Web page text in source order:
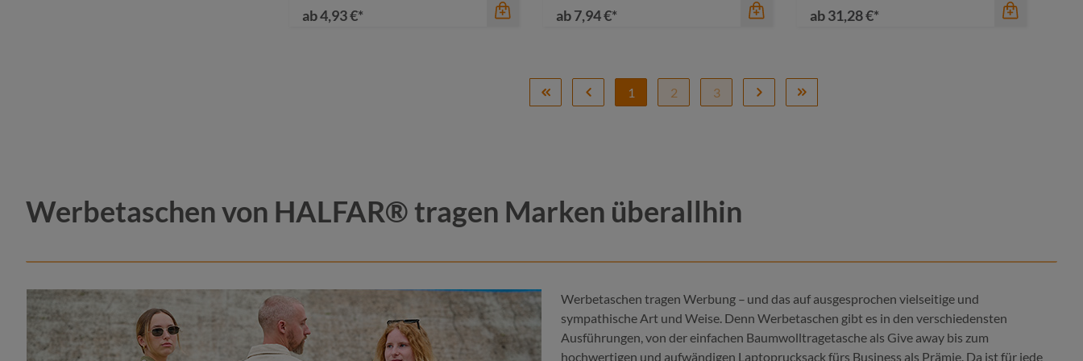
ab4,93 €*
Farbe
altrosa grüngrau
ab7,94 €* ab31,28 €*
Farbe
1 2 3
Werbetaschen von HALFAR® tragen Marken überallhin
Werbetaschen tragen Werbung – und das auf ausgesprochen vielseitige und
sympathische Art und Weise. Denn Werbetaschen gibt es in den verschiedensten
Ausführungen, von der einfachen Baumwolltragetasche als Give away bis zum
hochwertigen und aufwändigen Laptoprucksack fürs Business als Prämie. Da ist für jede